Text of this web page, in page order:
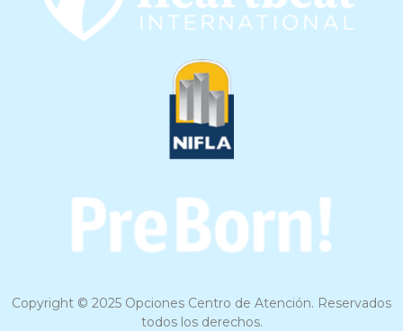
Copyright © 2025 Opciones Centro de Atención. Reservados
todos los derechos.